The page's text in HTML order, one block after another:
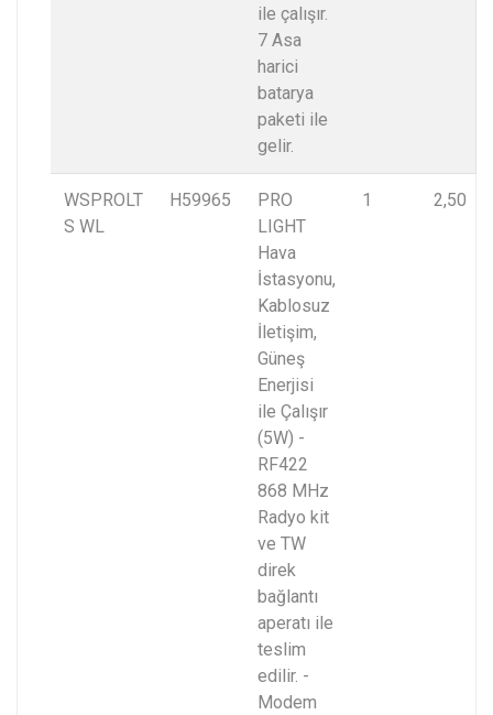
ile çalışır.
7 Asa
harici
batarya
paketi ile
gelir.
WSPROLT
S WL
H59965
PRO
LIGHT
Hava
İstasyonu,
Kablosuz
İletişim,
Güneş
Enerjisi
ile Çalışır
(5W) -
RF422
868 MHz
Radyo kit
ve TW
direk
bağlantı
aperatı ile
teslim
edilir. -
Modem
1 2,50